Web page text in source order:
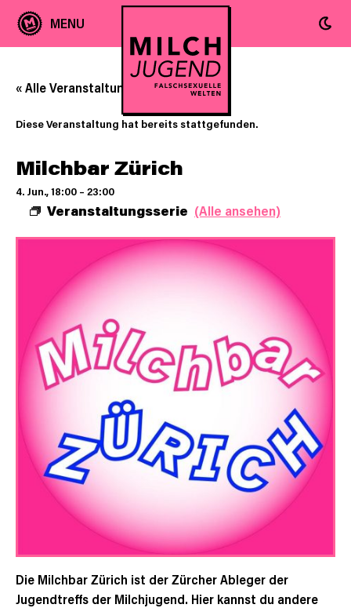
« Alle Veranstaltungen
Diese Veranstaltung hat bereits stattgefunden.
Milchbar Zürich
4. Jun., 18:00 – 23:00
Veranstaltungsserie (Alle ansehen)
Die Milchbar Zürich ist der Zürcher Ableger der
Jugendtreffs der Milchjugend. Hier kannst du andere